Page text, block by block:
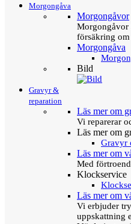
Morgongåva
Morgongåvor
Morgongåvor
försäkring
Morgongåva
Bild
Gravyr &
reparation
Läs mer om
Vi reparerar
Läs mer om
Gravyr
Läs mer om
Med
Klockservice
Läs mer om
Vi erbjuder
uppskattning